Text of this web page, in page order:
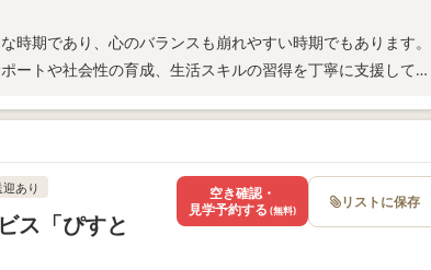
時期であり、心のバランスも崩れやすい時期でもあります。
ートや社会性の育成、生活スキルの習得を丁寧に支援してい
迎あり
ス「ぴすと
空き確認・
見学予約する (無料) リストに保存